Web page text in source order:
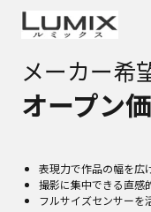
メーカー希
オープン
表現力で作品の幅を広
撮影に集中できる直感
フルサイズセンサーを